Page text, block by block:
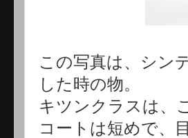
この写真は、シン
した時の物。
キツンクラスは、
コートは短めで、